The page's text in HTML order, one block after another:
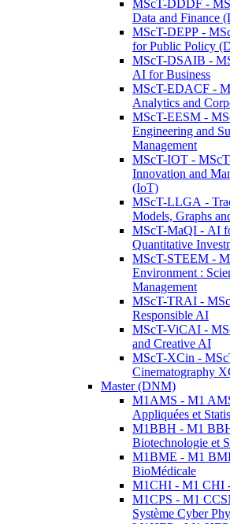
MScT-DDDF -
Data and Finance
MScT-DEPP -
for Public Policy
MScT-DSAIB -
AI for Business
MScT-EDACF -
Analytics and
MScT-EESM -
Engineering and
Management
MScT-IOT -
Innovation and
(IoT)
MScT-LLGA -
Models, Graphs
MScT-MaQI - AI
Quantitative
MScT-STEEM -
Environment :
Management
MScT-TRAI -
Responsible AI
MScT-ViCAI -
and Creative AI
MScT-XCin -
Cinematography
Master (DNM)
M1AMS - M1
Appliquées et
M1BBH - M1
Biotechnologie et
M1BME - M1
BioMédicale
M1CHI - M1 CHI
M1CPS - M1
Système Cyber